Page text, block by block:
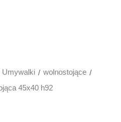
Umywalki
wolnostojące
45x40 h92